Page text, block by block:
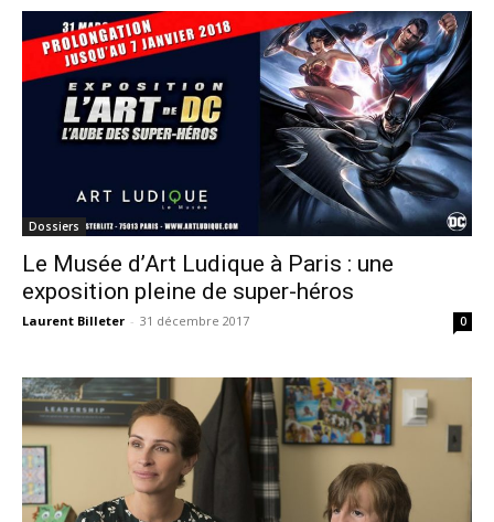
Dossiers
Le Musée d’Art Ludique à Paris : une
exposition pleine de super-héros
Laurent Billeter - 31 décembre 2017 0